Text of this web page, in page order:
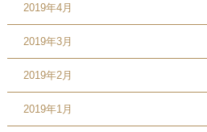
2019年4月
2019年3月
2019年2月
2019年1月